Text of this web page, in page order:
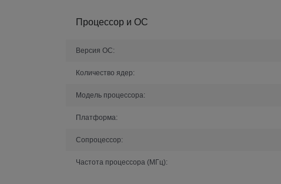
Процессор и ОС
Версия ОС:
Количество ядер:
Модель процессора:
Платформа:
Сопроцессор:
Частота процессора (МГц):